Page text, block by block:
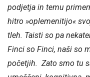
podjetja in temu
hitro »oplemenitijo«
tleh. Taisti so pa
Finci so Finci, naši so
početjih. Zato smo tu